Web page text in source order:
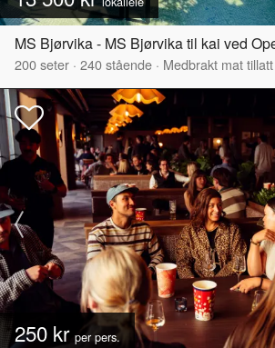
MS Bjørvika - MS Bjørvika til kai ved
200seter · 240stående · Medbrakt mat tillatt
250 kr per pers.